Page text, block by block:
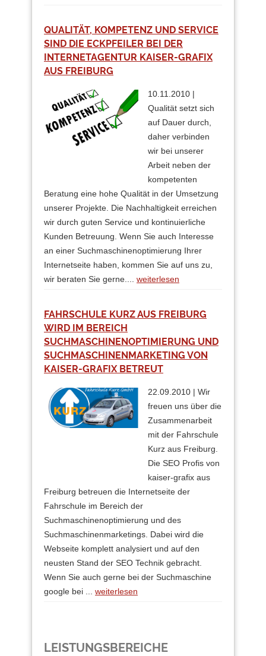
QUALITÄT, KOMPETENZ UND SERVICE
SIND DIE ECKPFEILER BEI DER
INTERNETAGENTUR KAISER-GRAFIX
AUS FREIBURG
10.11.2010 |
Qualität setzt sich
auf Dauer durch,
daher verbinden
wir bei unserer
Arbeit neben der
kompetenten
Beratung eine hohe Qualität in der Umsetzung
unserer Projekte. Die Nachhaltigkeit erreichen
wir durch guten Service und kontinuierliche
Kunden Betreuung. Wenn Sie auch Interesse
an einer Suchmaschinenoptimierung Ihrer
Internetseite haben, kommen Sie auf uns zu,
wir beraten Sie gerne.... weiterlesen
FAHRSCHULE KURZ AUS FREIBURG
WIRD IM BEREICH
SUCHMASCHINENOPTIMIERUNG UND
SUCHMASCHINENMARKETING VON
KAISER-GRAFIX BETREUT
22.09.2010 | Wir
freuen uns über die
Zusammenarbeit
mit der Fahrschule
Kurz aus Freiburg.
Die SEO Profis von
kaiser-grafix aus
Freiburg betreuen die Internetseite der
Fahrschule im Bereich der
Suchmaschinenoptimierung und des
Suchmaschinenmarketings. Dabei wird die
Webseite komplett analysiert und auf den
neusten Stand der SEO Technik gebracht.
Wenn Sie auch gerne bei der Suchmaschine
google bei ... weiterlesen
LEISTUNGSBEREICHE